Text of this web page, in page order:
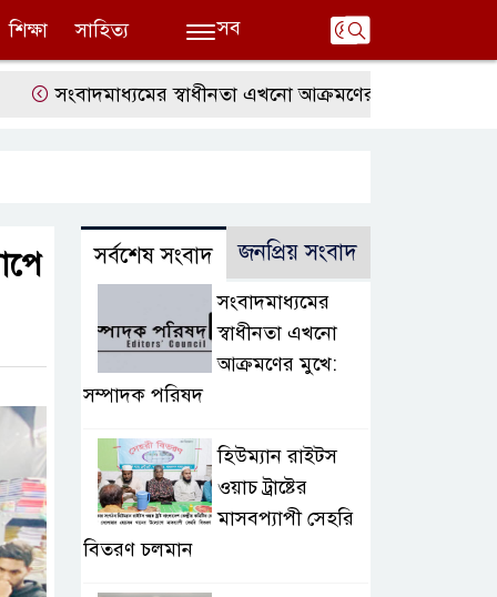
শিক্ষা সাহিত্য সব
সংবাদমাধ্যমের স্বাধীনতা এখনো আক্রমণের মুখে: সম্পাদক পরিষদ
সর্বশেষ সংবাদ জনপ্রিয় সংবাদ
সংবাদমাধ্যমের
স্বাধীনতা এখনো
আক্রমণের মুখে:
সম্পাদক পরিষদ
হিউম্যান রাইটস
ওয়াচ ট্রাষ্টের
মাসবপ্যাপী সেহরি
বিতরণ চলমান